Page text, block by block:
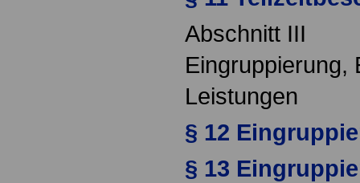
Abschnitt III
Eingruppierung,
Leistungen
§ 12
§ 13